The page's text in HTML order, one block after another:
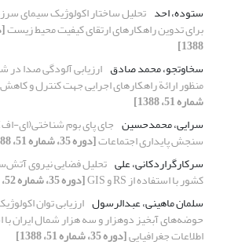
ستوده، احد تحلیل ساختار اکولوژیک سیمای
برای تدوین راهکارهای ارتقای کیفیت محیط زیست
1388]
سخاوتجو، محمد صادق ارزیابی آلودگی صدا در
منظور ارائة راهکارهای اجرایی جهت کنترل و
شماره 51، 1388]
سرایی، محمدحسین جای پای بوم شناختی(ای-
سنجش پایداری اجتماعات[دوره 35، شماره 51، 1388]
سرکارگر‌اردکانی، علی تحلیل فضایی نیروی
کشور با استفاده از RS و GIS
[دوره 35، شماره 52، 1388]
سلمان ماهینی، عبدالرسول ارزیابی توان
حوضه‌های آبخیز دوهزار و سه هزار شمال ایران
اطلاعات جغرافیایی[دوره 35، شماره 51، 1388]